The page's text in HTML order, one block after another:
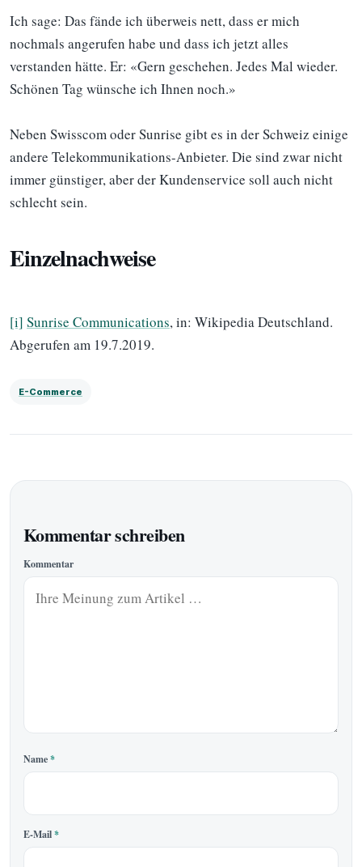
Ich sage: Das fände ich überweis nett, dass er mich
nochmals angerufen habe und dass ich jetzt alles
verstanden hätte. Er: «Gern geschehen. Jedes Mal wieder.
Schönen Tag wünsche ich Ihnen noch.»
Neben Swisscom oder Sunrise gibt es in der Schweiz einige
andere Telekommunikations-Anbieter. Die sind zwar nicht
immer günstiger, aber der Kundenservice soll auch nicht
schlecht sein.
Einzelnachweise
[i] Sunrise Communications, in: Wikipedia Deutschland.
Abgerufen am 19.7.2019.
E-Commerce
Kommentar schreiben
Kommentar
Name*
E-Mail*